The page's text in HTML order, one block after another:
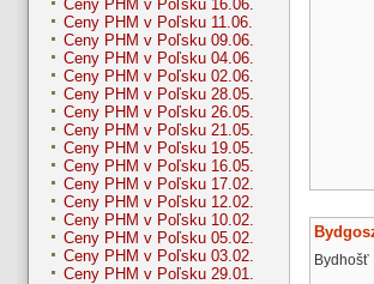
Ceny PHM v Poľsku 16.06.
Ceny PHM v Poľsku 11.06.
Ceny PHM v Poľsku 09.06.
Ceny PHM v Poľsku 04.06.
Ceny PHM v Poľsku 02.06.
Ceny PHM v Poľsku 28.05.
Ceny PHM v Poľsku 26.05.
Ceny PHM v Poľsku 21.05.
Ceny PHM v Poľsku 19.05.
Ceny PHM v Poľsku 16.05.
Ceny PHM v Poľsku 17.02.
Ceny PHM v Poľsku 12.02.
Ceny PHM v Poľsku 10.02.
Ceny PHM v Poľsku 05.02.
Ceny PHM v Poľsku 03.02.
Ceny PHM v Poľsku 29.01.
Bydhošť